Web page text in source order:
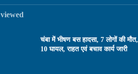
चंबा में भीषण बस हादसा, 7 लोगों की मौत,
10 घायल, राहत एवं बचाव कार्य जारी